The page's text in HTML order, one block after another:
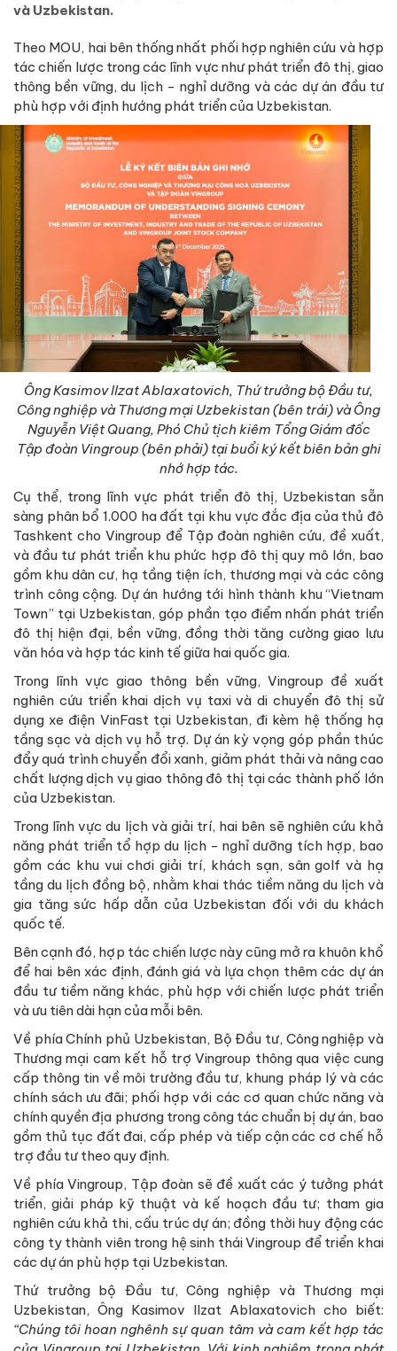
và Uzbekistan.
Theo MOU, hai bên thống nhất phối hợp nghiên cứu và hợp
tác chiến lược trong các lĩnh vực như phát triển đô thị, giao
thông bền vững, du lịch - nghỉ dưỡng và các dự án đầu tư
phù hợp với định hướng phát triển của Uzbekistan.
Ông Kasimov Ilzat Ablaxatovich, Thứ trưởng bộ Đầu tư,
Công nghiệp và Thương mại Uzbekistan (bên trái) và Ông
Nguyễn Việt Quang, Phó Chủ tịch kiêm Tổng Giám đốc
Tập đoàn Vingroup (bên phải) tại buổi ký kết biên bản ghi
nhớ hợp tác.
Cụ thể, trong lĩnh vực phát triển đô thị, Uzbekistan sẵn
sàng phân bổ 1.000 ha đất tại khu vực đắc địa của thủ đô
Tashkent cho Vingroup để Tập đoàn nghiên cứu, đề xuất,
và đầu tư phát triển khu phức hợp đô thị quy mô lớn, bao
gồm khu dân cư, hạ tầng tiện ích, thương mại và các công
trình công cộng. Dự án hướng tới hình thành khu “Vietnam
Town” tại Uzbekistan, góp phần tạo điểm nhấn phát triển
đô thị hiện đại, bền vững, đồng thời tăng cường giao lưu
văn hóa và hợp tác kinh tế giữa hai quốc gia.
Trong lĩnh vực giao thông bền vững, Vingroup đề xuất
nghiên cứu triển khai dịch vụ taxi và di chuyển đô thị sử
dụng xe điện VinFast tại Uzbekistan, đi kèm hệ thống hạ
tầng sạc và dịch vụ hỗ trợ. Dự án kỳ vọng góp phần thúc
đẩy quá trình chuyển đổi xanh, giảm phát thải và nâng cao
chất lượng dịch vụ giao thông đô thị tại các thành phố lớn
của Uzbekistan.
Trong lĩnh vực du lịch và giải trí, hai bên sẽ nghiên cứu khả
năng phát triển tổ hợp du lịch - nghỉ dưỡng tích hợp, bao
gồm các khu vui chơi giải trí, khách sạn, sân golf và hạ
tầng du lịch đồng bộ, nhằm khai thác tiềm năng du lịch và
gia tăng sức hấp dẫn của Uzbekistan đối với du khách
quốc tế.
Bên cạnh đó, hợp tác chiến lược này cũng mở ra khuôn khổ
để hai bên xác định, đánh giá và lựa chọn thêm các dự án
đầu tư tiềm năng khác, phù hợp với chiến lược phát triển
và ưu tiên dài hạn của mỗi bên.
Về phía Chính phủ Uzbekistan, Bộ Đầu tư, Công nghiệp và
Thương mại cam kết hỗ trợ Vingroup thông qua việc cung
cấp thông tin về môi trường đầu tư, khung pháp lý và các
chính sách ưu đãi; phối hợp với các cơ quan chức năng và
chính quyền địa phương trong công tác chuẩn bị dự án, bao
gồm thủ tục đất đai, cấp phép và tiếp cận các cơ chế hỗ
trợ đầu tư theo quy định.
Về phía Vingroup, Tập đoàn sẽ đề xuất các ý tưởng phát
triển, giải pháp kỹ thuật và kế hoạch đầu tư; tham gia
nghiên cứu khả thi, cấu trúc dự án; đồng thời huy động các
công ty thành viên trong hệ sinh thái Vingroup để triển khai
các dự án phù hợp tại Uzbekistan.
Thứ trưởng bộ Đầu tư, Công nghiệp và Thương mại
Uzbekistan, Ông Kasimov Ilzat Ablaxatovich cho biết:
“Chúng tôi hoan nghênh sự quan tâm và cam kết hợp tác